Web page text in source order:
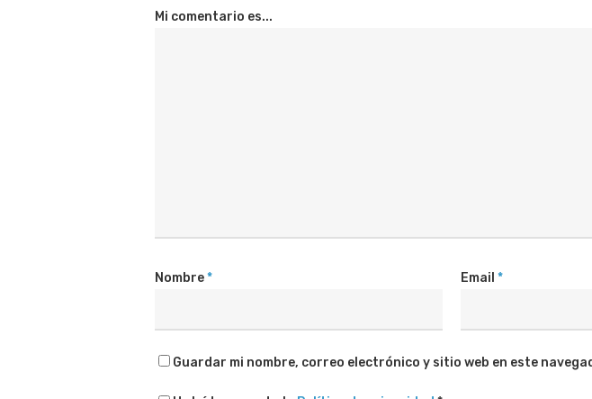
Mi comentario es...
Nombre* Email *
Guardar mi nombre, correo electrónico y sitio web en este